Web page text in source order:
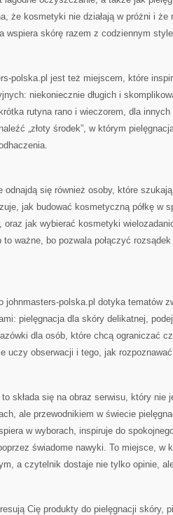
że kosmetyki nie działają w próżni i
wspiera skórę razem z codziennym
polska.pl jest też miejscem, które
niekoniecznie długich i
rutyna rano i wieczorem, dla
„złoty środek”, w którym
odnajdą się również osoby, które
jak budować kosmetyczną półkę w
oraz jak wybierać kosmetyki
to ważne, bo pozwala połączyć
johnmasters-polska.pl dotyka tematów
pielęgnacja dla skóry delikatnej,
dla osób, które chcą ograniczać
uczy obserwacji i tego, jak
składa się na obraz serwisu, który nie
ale przewodnikiem w świecie
w wyborach, inspiruje do
świadome nawyki. To miejsce,
a czytelnik dostaje nie tylko opinie,
Cię produkty do pielęgnacji skóry,